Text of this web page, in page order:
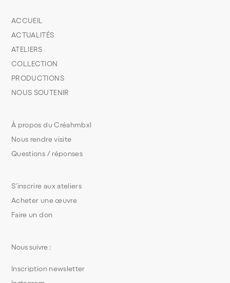
S’inscrire aux ateliers
Acheter une œuvre
Faire un don
À propos du Créahmbxl
Nous rendre visite
Questions / réponses
ACCUEIL
ACTUALITÉS
ATELIERS
COLLECTION
PRODUCTIONS
NOUS SOUTENIR
Nous suivre :
Inscription newsletter